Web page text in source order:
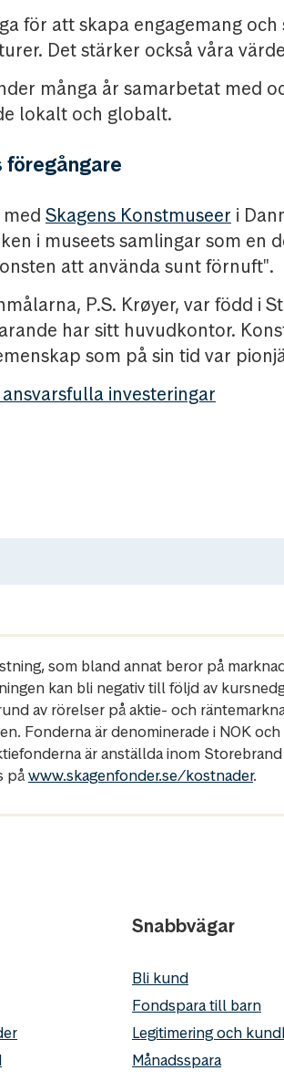
för att skapa engagemang
Det stärker också våra
många år samarbetat med
lokalt och globalt.
föregångare
Skagens Konstmuseer i
i museets samlingar som en
att använda sunt förnuft".
P.S. Krøyer, var född i
har sitt huvudkontor.
som på sin tid var
investeringar
som bland annat beror på
kan bli negativ till följd av
av rörelser på aktie- och
Fonderna är denominerade i NOK
är anställda inom
påwww.skagenfonder.se/kostnader.
Snabbvägar
Bli kund
Fondspara till barn
Legitimering och
Månadsspara